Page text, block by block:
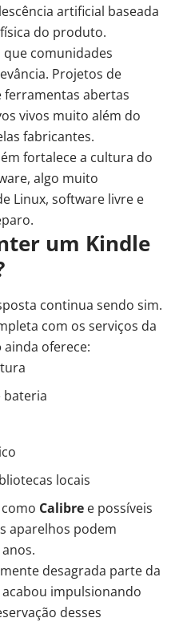
artificial baseada
do produto.
que comunidades
Projetos de
abertas
vivos muito além do
fabricantes.
fortalece a cultura do
algo muito
Linux, software livre e
um Kindle
continua sendo sim.
com os serviços da
ainda oferece:
bateria
locais
Calibre e possíveis
aparelhos podem
desagrada parte da
impulsionando
desses